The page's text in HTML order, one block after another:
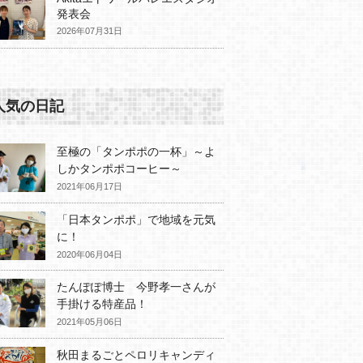
発表会
2026年07月31日
気の日記
至極の「タンポポの一杯」～よ
しかタンポポコーヒー～
2021年06月17日
「日本タンポポ」で地域を元気
に！
2020年06月04日
たんぽぽ博士 今野孝一さんが
手掛ける特産品！
2021年05月06日
秋田まるごとペロリキャンディ